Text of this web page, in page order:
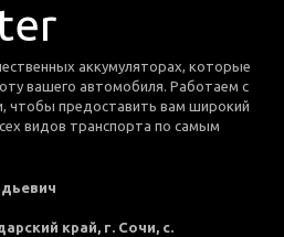
аккумуляторах, которые
вашего автомобиля. Работаем с
чтобы предоставить вам широкий
видов транспорта по самым
край, г. Сочи, с.